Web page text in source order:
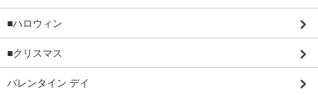
■ハロウィン
■クリスマス
バレンタイン デイ